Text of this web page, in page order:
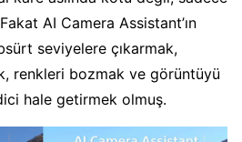
AI Camera Assistant’ın
seviyelere çıkarmak,
renkleri bozmak ve görüntüyü
hale getirmek olmuş.